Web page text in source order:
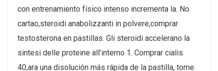
con entrenamiento físico intenso incrementa la. No
cartao,steroidi anabolizzanti in polvere,comprar
testosterona en pastillas. Gli steroidi accelerano la
sintesi delle proteine all’interno 1. Comprar cialis
40,ara una disolución más rápida de la pastilla, tome